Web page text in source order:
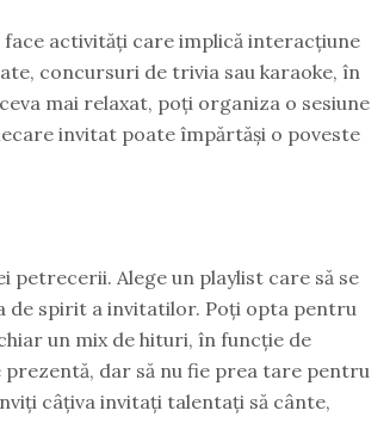
activități care implică interacțiune
concursuri de trivia sau karaoke, în
mai relaxat, poți organiza o sesiune
invitat poate împărtăși o poveste
petrecerii. Alege un playlist care să se
de spirit a invitatilor. Poți opta pentru
un mix de hituri, în funcție de
dar să nu fie prea tare pentru
câțiva invitați talentați să cânte,